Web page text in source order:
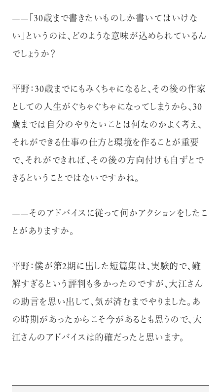
——「30歳まで書きたいものしか書いてはいけな
い」というのは、どのような意味が込められているん
でしょうか？
平野：30歳までにもみくちゃになると、その後の作家
としての人生がぐちゃぐちゃになってしまうから、30
歳までは自分のやりたいことは何なのかよく考え、
それができる仕事の仕方と環境を作ることが重要
で、それができれば、その後の方向付けも自ずとで
きるということではないですかね。
——そのアドバイスに従って何かアクションをしたこ
とがありますか。
平野：僕が第2期に出した短篇集は、実験的で、難
解すぎるという評判も多かったのですが、大江さん
の助言を思い出して、気が済むまでやりました。あ
の時期があったからこそ今があるとも思うので、大
江さんのアドバイスは的確だったと思います。